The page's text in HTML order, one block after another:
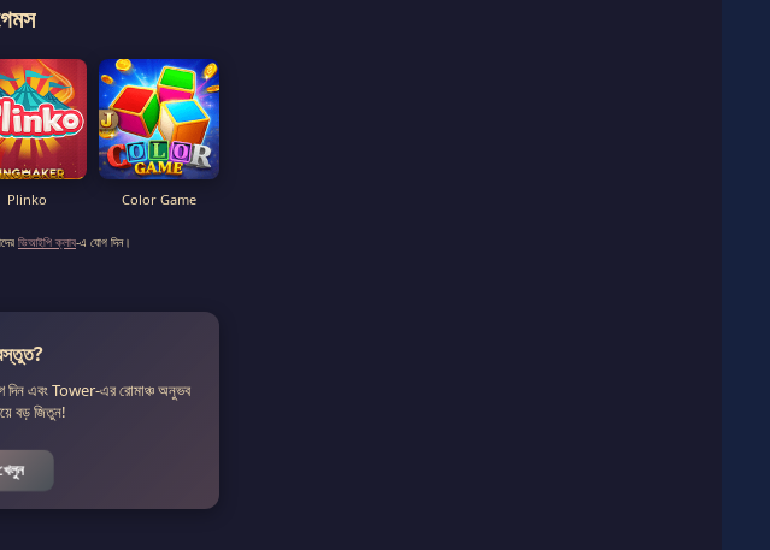
Plinko Color Game
ভিআইপি ক্লাব-এ যোগ দিন।
দিন এবং Tower-এর রোমাঞ্চ অনুভব
বড় জিতুন!